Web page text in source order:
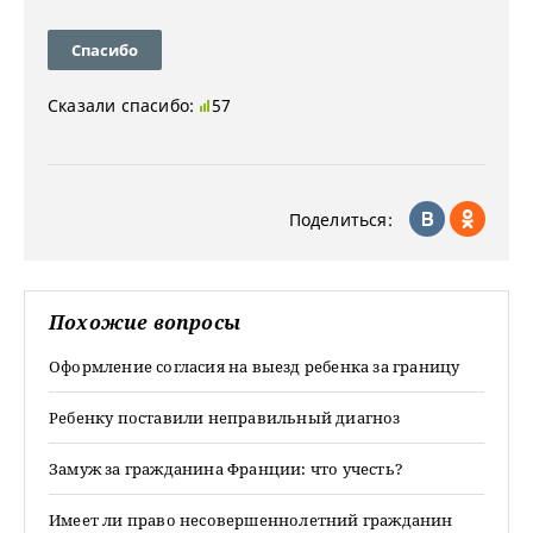
Спасибо
Сказали спасибо: 57
Поделиться:
Похожие вопросы
Оформление согласия на выезд ребенка за границу
Ребенку поставили неправильный диагноз
Замуж за гражданина Франции: что учесть?
Имеет ли право несовершеннолетний гражданин